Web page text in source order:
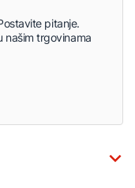
pitanje.
našim trgovinama